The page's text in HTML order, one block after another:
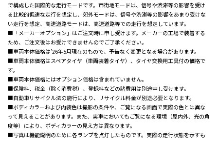
で構成した国際的な走行モードです。市街地モードは、信号や渋滞等の影響を受け
る比較的低速な走行を想定し、郊外モードは、信号や渋滞等の影響をあまり受けな
い走行を想定、高速道路モードは、高速道路等での走行を想定しています。
■「メーカーオプション」はご注文時に申し受けます。メーカーの工場で装着する
ため、ご注文後はお受けできませんのでご了承ください。
■車両本体価格は'26年5月現在のもので、予告なく変更となる場合があります。
■車両本体価格はスペアタイヤ（車両装着タイヤ）、タイヤ交換用工具付の価格で
す。
■車両本体価格にはオプション価格は含まれていません。
■保険料、税金（除く消費税）、登録料などの諸費用は別途申し受けます。
■自動車リサイクル法の施行により、リサイクル料金が別途必要となります。
■ボディカラーおよび内装色は撮影の条件や、ご覧になる画面で実際の色とは異な
って見えることがあります。また、実車においてもご覧になる環境（屋内外、光の角
度等）により、ボディカラーの見え方は異なります。
■写真は機能説明のために各ランプを点灯したものです。実際の走行状態を示すも